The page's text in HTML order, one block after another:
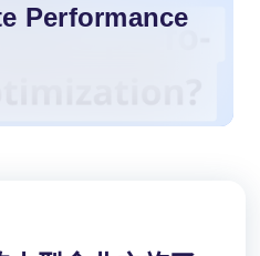
Performance